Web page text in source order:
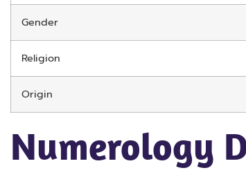
Gender
Religion
Origin
Numerology